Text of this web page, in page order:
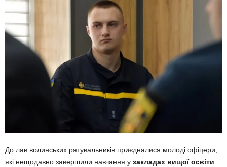
До лав волинських рятувальників приєдналися молоді офіцери,
які нещодавно завершили навчання у закладах вищої освіти